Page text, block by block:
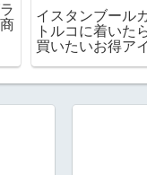
旅行の緊急連絡
LINE Out（LINE
が便利すぎる。